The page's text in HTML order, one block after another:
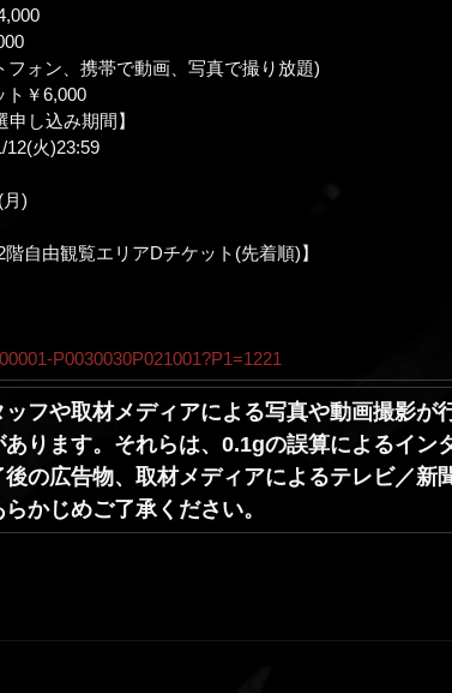
ォン、携帯で動画、写真で撮り放題)
￥6,000
し込み期間】
12(火)23:59
月)
自由観覧エリアDチケット(先着順)】
P0030030P021001?P1=1221
フや取材メディアによる写真や動画撮影が
ります。それらは、0.1gの誤算によるイン
の広告物、取材メディアによるテレビ／
かじめご了承ください。